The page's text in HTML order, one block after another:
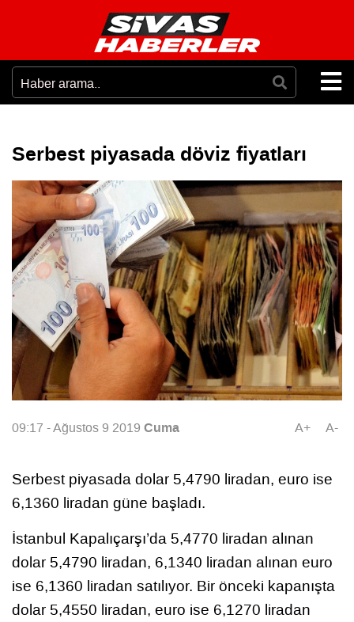
Serbest piyasada döviz fiyatları
09:17 - Ağustos 9 2019 Cuma A+ A-
Serbest piyasada dolar 5,4790 liradan, euro ise
6,1360 liradan güne başladı.
İstanbul Kapalıçarşı’da 5,4770 liradan alınan
dolar 5,4790 liradan, 6,1340 liradan alınan euro
ise 6,1360 liradan satılıyor. Bir önceki kapanışta
dolar 5,4550 liradan, euro ise 6,1270 liradan